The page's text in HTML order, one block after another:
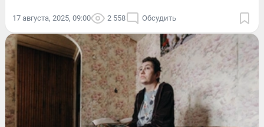
17 августа, 2025, 09:00 2 558 Обсудить